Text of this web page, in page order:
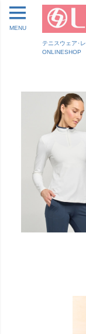
テニスウェア･
ONLINESHOP
MENU